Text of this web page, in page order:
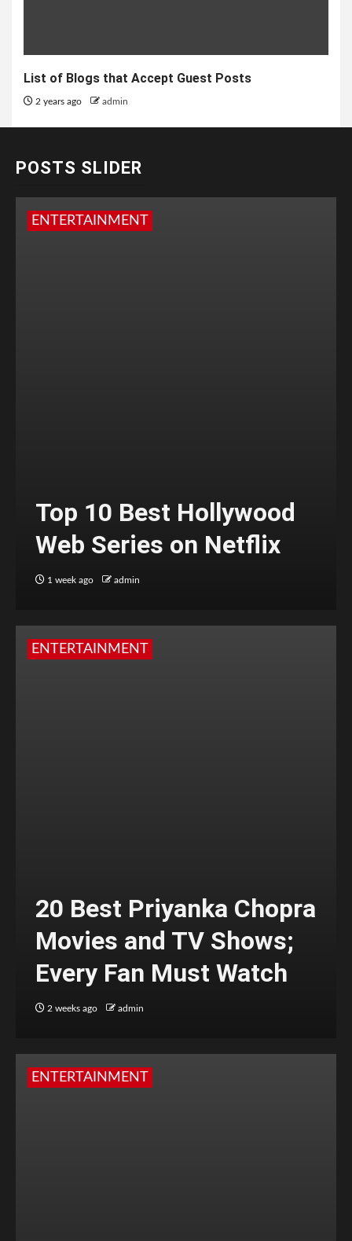
List of Blogs that Accept Guest Posts
2 years ago admin
POSTS SLIDER
ENTERTAINMENT
Top 10 Best Hollywood
Web Series on Netflix
1 week ago admin
ENTERTAINMENT
20 Best Priyanka Chopra
Movies and TV Shows;
Every Fan Must Watch
2 weeks ago admin
ENTERTAINMENT